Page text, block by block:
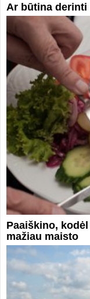
Ar būtina derinti
Paaiškino,
mažiau maisto